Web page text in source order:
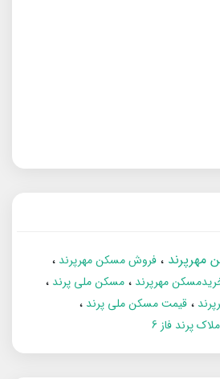
مهرپرند
فروش مسکن مهرپرند
مهرپرند
مسکن ملی پرند
قیمت مسکن ملی پرند
پرند فاز 6